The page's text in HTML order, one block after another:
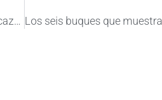
En video y fotos: así fue la explosión de la barcaza que dejó cinco muertos en Paraguay